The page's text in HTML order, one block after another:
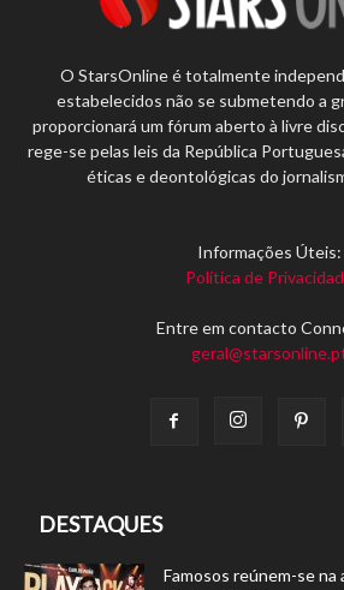
O StarsOnline é totalmente
estabelecidos não se submetendo a
proporcionará um fórum aberto à livre
rege-se pelas leis da República
éticas e deontológicas do
Informações Úteis:
Política de
Entre em contacto
DESTAQUES
Famosos reúnem-se